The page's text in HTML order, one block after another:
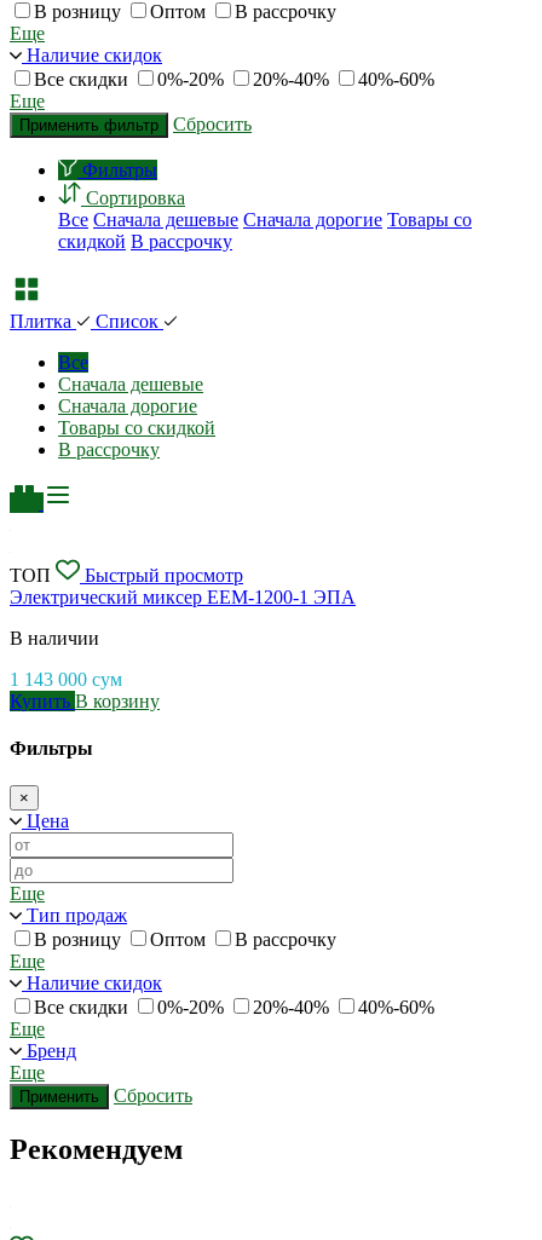
В розницу Оптом
В рассрочку
Еще
Наличие скидок
Все скидки
0%-20% 20%-40%
40%-60%
Еще
Применить фильтр Сбросить
Фильтры
Сортировка
Все Сначала дешевые Сначала дорогие Товары со
скидкой В рассрочку
Плитка
Список
Все
Сначала дешевые
Сначала дорогие
Товары со скидкой
В рассрочку
ТОП
Быстрый просмотр
Электрический миксер EEM-1200-1 ЭПА
В наличии
1 143 000 сум
Купить В корзину
Фильтры
×
Цена
Еще
Тип продаж
В розницу
Оптом
В рассрочку
Еще
Наличие скидок
Все скидки
0%-20% 20%-40%
40%-60%
Еще
Бренд
Еще
Применить Сбросить
Рекомендуем